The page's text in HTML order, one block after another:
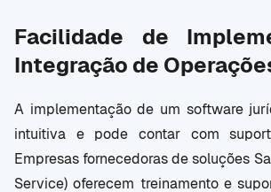
Facilidade de
Integração de
A implementação de um software
intuitiva e pode contar com
Empresas fornecedoras de soluções
Service) oferecem treinamento e